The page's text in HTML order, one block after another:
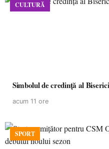
CULTURĂ
Simbolul de credinţă al
acum 11 ore
SPORT